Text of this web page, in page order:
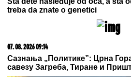
06. 08. 2026 09:39